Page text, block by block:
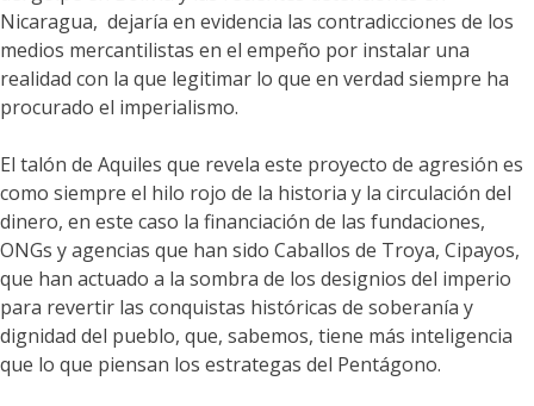
Nicaragua, dejaría en evidencia las contradicciones de los
medios mercantilistas en el empeño por instalar una
realidad con la que legitimar lo que en verdad siempre ha
procurado el imperialismo.
El talón de Aquiles que revela este proyecto de agresión es
como siempre el hilo rojo de la historia y la circulación del
dinero, en este caso la financiación de las fundaciones,
ONGs y agencias que han sido Caballos de Troya, Cipayos,
que han actuado a la sombra de los designios del imperio
para revertir las conquistas históricas de soberanía y
dignidad del pueblo, que, sabemos, tiene más inteligencia
que lo que piensan los estrategas del Pentágono.